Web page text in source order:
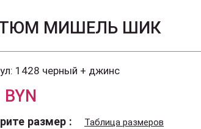
МИШЕЛЬ ШИК
1428 черный + джинс
размер Таблица размеров